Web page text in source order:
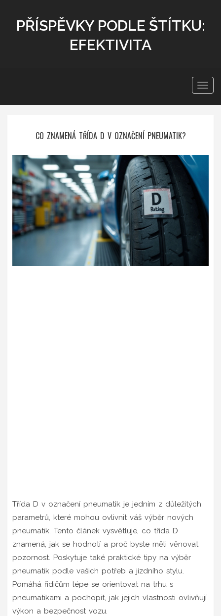
PŘÍSPĚVKY PODLE ŠTÍTKU:
EFEKTIVITA
CO ZNAMENÁ TŘÍDA D V OZNAČENÍ PNEUMATIK?
Třída D v označení pneumatik je jedním z důležitých
parametrů, které mohou ovlivnit váš výběr nových
pneumatik. Tento článek vysvětluje, co třída D
znamená, jak se hodnotí a proč byste měli věnovat
pozornost. Poskytuje také praktické tipy na výběr
pneumatik podle vašich potřeb a jízdního stylu.
Pomáhá řidičům lépe se orientovat na trhu s
pneumatikami a pochopit, jak jejich vlastnosti ovlivňují
výkon a bezpečnost vozu.